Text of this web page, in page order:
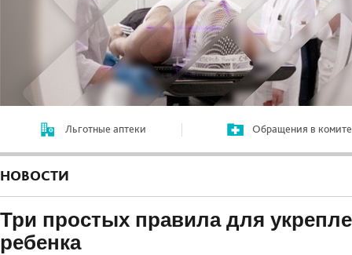
Льготные аптеки Обращения в
НОВОСТИ
Три простых правила для
ребенка